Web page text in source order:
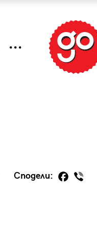
Сподели: